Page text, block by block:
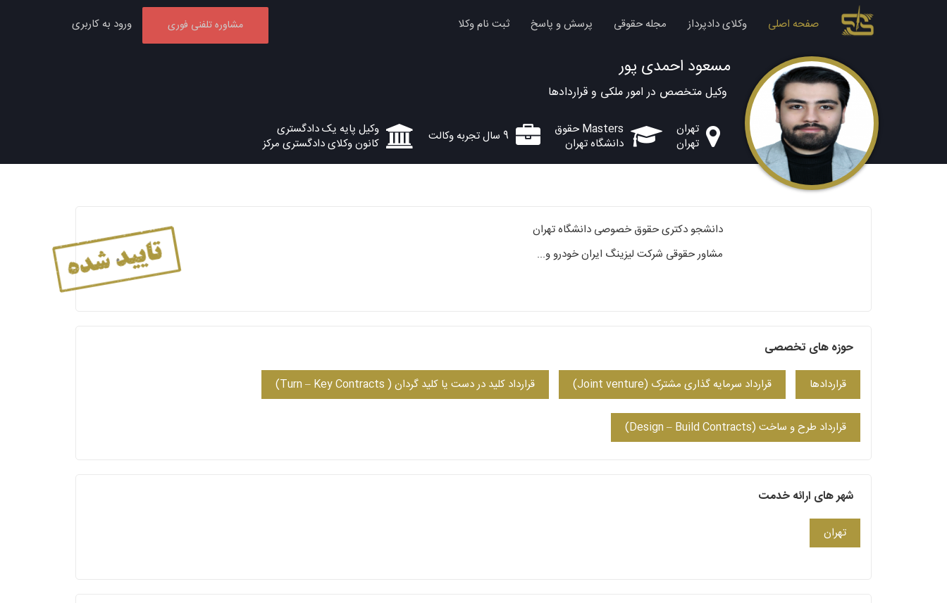
صفحه اصلی وکلای دادپرداز مجله حقوقی پرسش و پاسخ ثبت نام وکلا مشاوره تلفنی فوری ورود به کاربری
مسعود احمدی پور
وکیل متخصص در امور ملکی و قراردادها
تهران
تهران
Masters حقوق
دانشگاه تهران
9 سال تجربه وکالت
وکیل پایه یک دادگستری
کانون وکلای دادگستری مرکز
دانشجو دکتری حقوق خصوصی دانشگاه تهران
مشاور حقوقی شرکت لیزینگ ایران خودرو و...
حوزه های تخصصی
قراردادها قرارداد سرمایه گذاری مشترک (Joint venture) قرارداد کلید در دست یا کلید گردان ( Turn – Key Contracts)
قرارداد طرح و ساخت (Design – Build Contracts)
شهر های ارائه خدمت
تهران